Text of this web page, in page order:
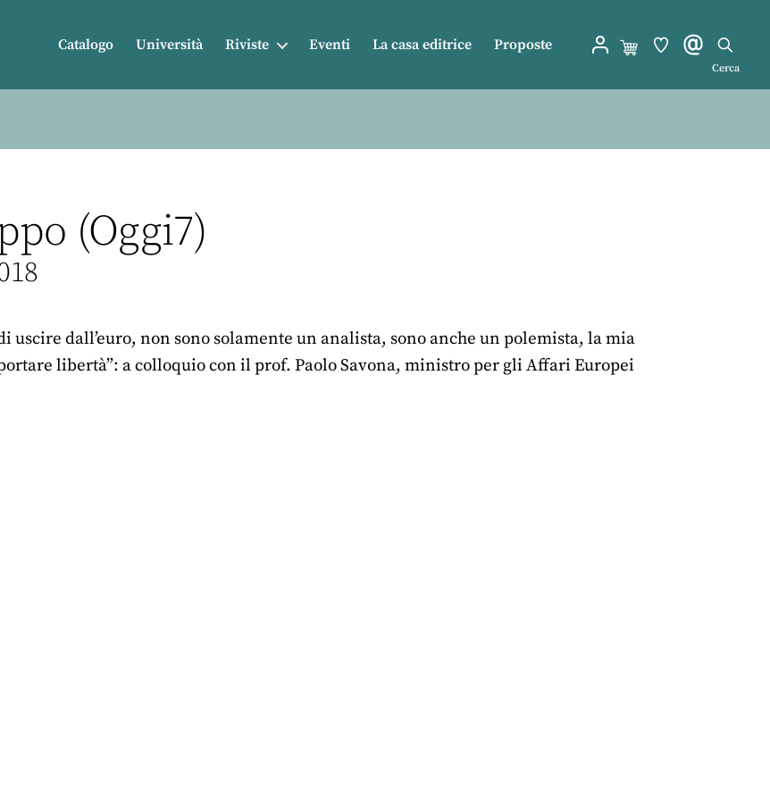
Catalogo Università Riviste Eventi La casa editrice Proposte
Cerca
(Oggi7)
uscire dall’euro, non sono solamente un analista, sono anche un polemista, la mia
libertà”: a colloquio con il prof. Paolo Savona, ministro per gli Affari Europei